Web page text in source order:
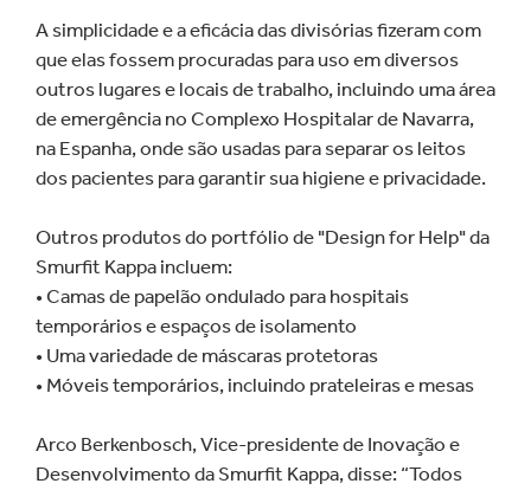
A simplicidade e a eficácia das divisórias fizeram com
que elas fossem procuradas para uso em diversos
outros lugares e locais de trabalho, incluindo uma área
de emergência no Complexo Hospitalar de Navarra,
na Espanha, onde são usadas para separar os leitos
dos pacientes para garantir sua higiene e privacidade.
Outros produtos do portfólio de "Design for Help" da
Smurfit Kappa incluem:
• Camas de papelão ondulado para hospitais
temporários e espaços de isolamento
• Uma variedade de máscaras protetoras
• Móveis temporários, incluindo prateleiras e mesas
Arco Berkenbosch, Vice-presidente de Inovação e
Desenvolvimento da Smurfit Kappa, disse: “Todos